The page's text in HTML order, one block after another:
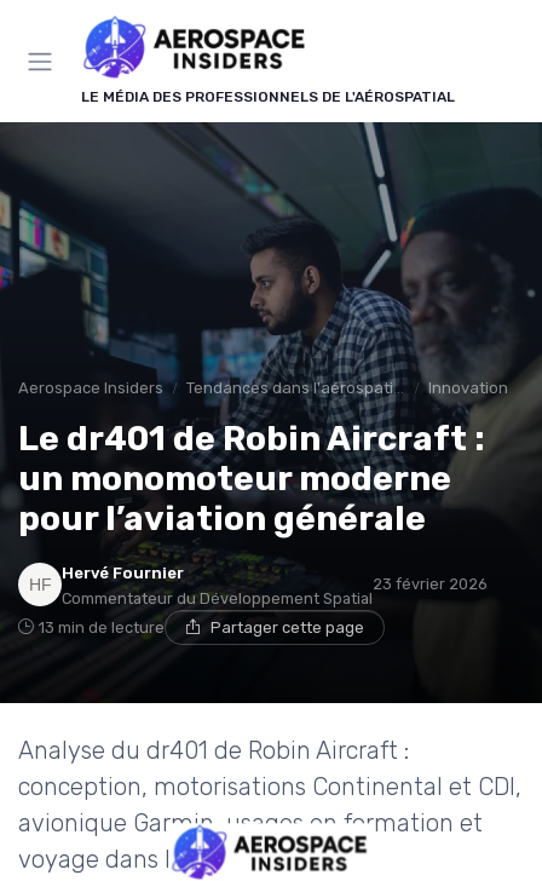
LE MÉDIA DES PROFESSIONNELS DE L'AÉROSPATIAL
Aerospace Insiders Tendances dans l'aérospatial Innovation
Le dr401 de Robin Aircraft :
un monomoteur moderne
pour l’aviation générale
Hervé Fournier
Commentateur du Développement Spatial
23 février 2026
13 min de lecture Partager cette page
Analyse du dr401 de Robin Aircraft :
conception, motorisations Continental et CDI,
avionique Garmin, usages en formation et
voyage dans l’aviation générale.
Panneau de gestion des cookies